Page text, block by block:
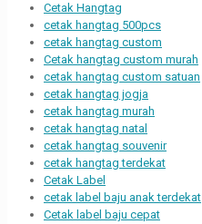
Cetak Hangtag
cetak hangtag 500pcs
cetak hangtag custom
Cetak hangtag custom murah
cetak hangtag custom satuan
cetak hangtag jogja
cetak hangtag murah
cetak hangtag natal
cetak hangtag souvenir
cetak hangtag terdekat
Cetak Label
cetak label baju anak terdekat
Cetak label baju cepat